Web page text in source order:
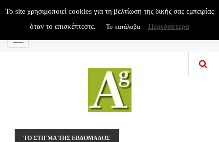
Menu
ΤΟ ΣΤΙΓΜΑ ΤΗΣ ΕΒΔΟΜΑΔΟΣ
To site χρησιμοποιεί cookies για τη βελτίωση της δικής σας εμπειρίας
όταν το επισκέπτεστε.
Το κατάλαβα Περισσότερα